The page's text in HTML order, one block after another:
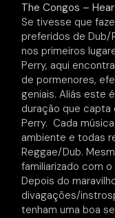
The Congos –
Se tivesse que
preferidos de
nos primeiros
Perry, aqui
de pormenores,
geniais. Aliás este
duração que capta
Perry. Cada
ambiente e todas
Reggae/Dub.
familiarizado com
Depois do
divagações/
tenham uma boa